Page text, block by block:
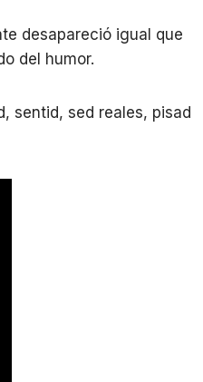
desapareció igual que
del humor.
sentid, sed reales, pisad